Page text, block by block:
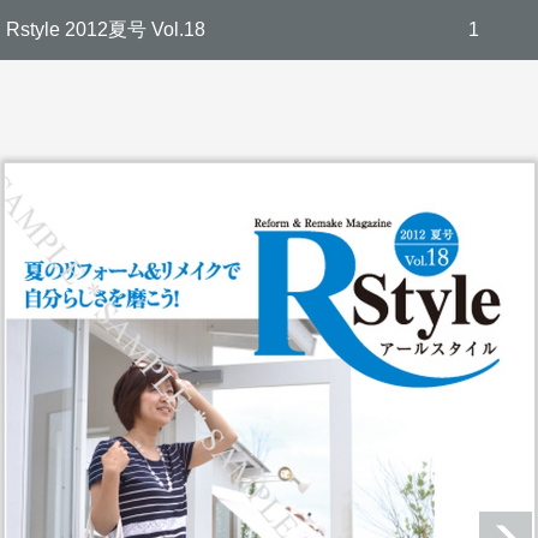
Rstyle 2012夏号 Vol.18 1